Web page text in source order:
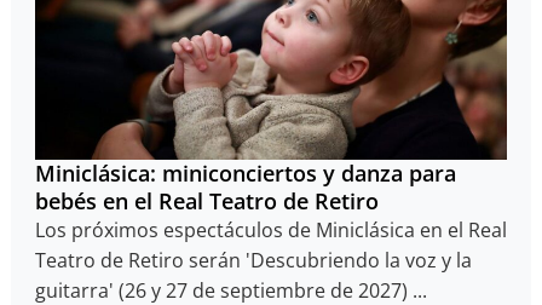
Miniclásica: miniconciertos y danza para
bebés en el Real Teatro de Retiro
Los próximos espectáculos de Miniclásica en el Real
Teatro de Retiro serán 'Descubriendo la voz y la
guitarra' (26 y 27 de septiembre de 2027) ...